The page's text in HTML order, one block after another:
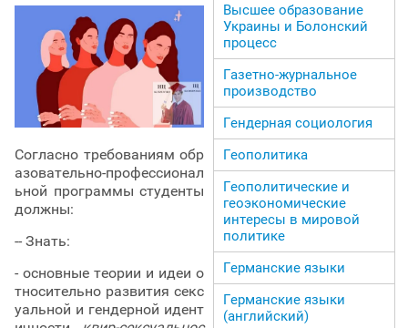
Согласно требованиям обр
азовательно-профессионал
ьной программы студенты
должны:
-- Знать:
- основные теории и идеи о
тносительно развития секс
уальной и гендерной идент
Высшее образование
Украины и Болонский
процесс
Газетно-журнальное
производство
Гендерная социология
Геополитика
Геополитические и
геоэкономические
интересы в мировой
политике
Германские языки
Германские языки
(английский)